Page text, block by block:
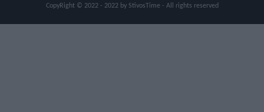
CopyRight © 2022 - 2022 by StivosTime - All rights reserved